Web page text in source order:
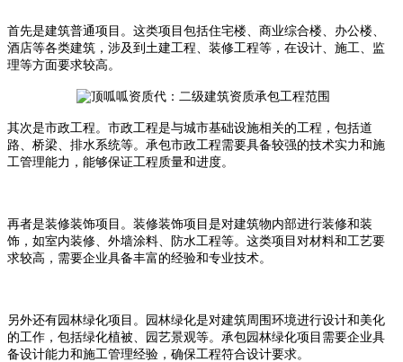
首先是建筑普通项目。这类项目包括住宅楼、商业综合楼、办公楼、
酒店等各类建筑，涉及到土建工程、装修工程等，在设计、施工、监
理等方面要求较高。
其次是市政工程。市政工程是与城市基础设施相关的工程，包括道
路、桥梁、排水系统等。承包市政工程需要具备较强的技术实力和施
工管理能力，能够保证工程质量和进度。
再者是装修装饰项目。装修装饰项目是对建筑物内部进行装修和装
饰，如室内装修、外墙涂料、防水工程等。这类项目对材料和工艺要
求较高，需要企业具备丰富的经验和专业技术。
另外还有园林绿化项目。园林绿化是对建筑周围环境进行设计和美化
的工作，包括绿化植被、园艺景观等。承包园林绿化项目需要企业具
备设计能力和施工管理经验，确保工程符合设计要求。